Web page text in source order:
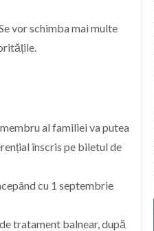
vor schimba mai multe
al familiei va putea
înscris pe biletul de
cu 1 septembrie
tratament balnear, după